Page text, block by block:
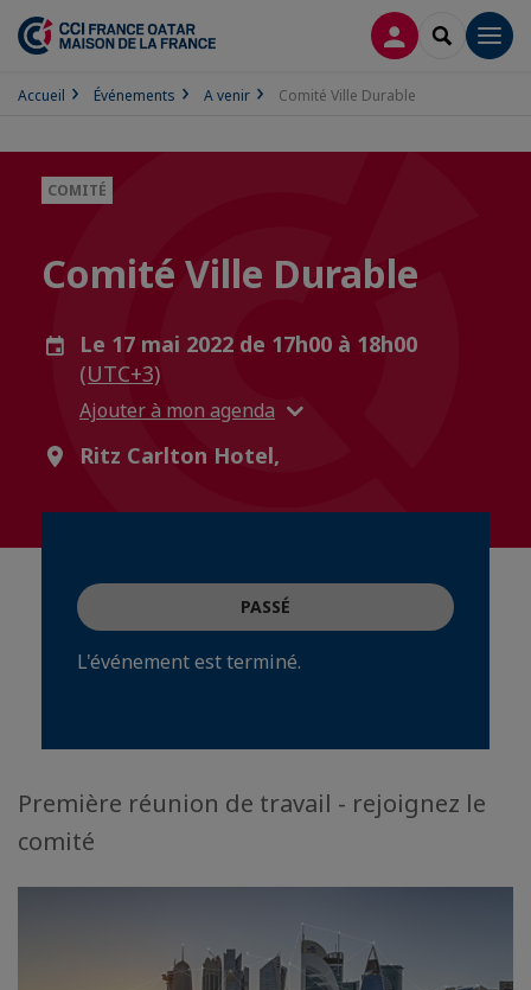
CONNEXION
Accueil Événements A venir Comité Ville Durable
COMITÉ
Comité Ville Durable
Le 17 mai 2022 de 17h00 à 18h00
(UTC+3)
Ajouter à mon agenda
Ritz Carlton Hotel,
PASSÉ
L'événement est terminé.
Première réunion de travail - rejoignez le
comité